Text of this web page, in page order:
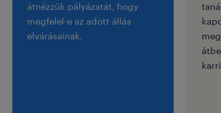
átnézzük pályázatát, hogy
megfelel-e az adott állás
elvárásainak.